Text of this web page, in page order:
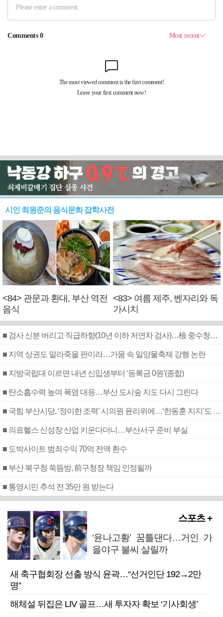
시인 최원준의 음식문화 잡학사전
<84> 관문과 환대, 부산 역전
음식
<83> 여름 제주, 벤자리와 독
가시치
■ 검사 신분 버리고 직급하향(10년 이하 저연차 검사)…檢 중수청행 기피
■ 지역 상권도 말라죽을 판이라…가뭄 속 밀양물축제 강행 논란
■ 지방국립대 이르면 내년 신입생부터 ‘등록금 0원’(종합)
■ 탄소흡수력 높여 폭염 대응…부산 도시숲 지도 다시 그린다
■ 국힘 부산시당, ‘정이한 조력’ 시의원 윤리위에…‘한동훈 지지’도 신고접수
■ 의료헬스 신성장 산업 키운다더니…부산서구 준비 부실
■ 도박사이트 범죄수익 70억 전액 환수
■ 부산 북구청 쑥뜸방, 前구청장 책임 인정될까
■ 통영시민 추석 전 35만 원 받는다
스포츠 +
‘윤나고황’ 꿈틀댄다…거인 가
을야구 불씨 살릴까
새 축구협회장 선출 방식 윤곽…“선거인단 192→2만
명”
해체설 뒤집은 LIV 골프…새 투자자 확보 ‘기사회생’